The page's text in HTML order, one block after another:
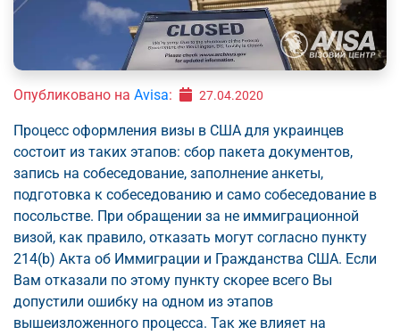
Опубликовано на Avisa: 27.04.2020
Процесс оформления визы в США для украинцев
состоит из таких этапов: сбор пакета документов,
запись на собеседование, заполнение анкеты,
подготовка к собеседованию и само собеседование в
посольстве. При обращении за не иммиграционной
визой, как правило, отказать могут согласно пункту
214(b) Акта об Иммиграции и Гражданства США. Если
Вам отказали по этому пункту скорее всего Вы
допустили ошибку на одном из этапов
вышеизложенного процесса. Так же влияет на